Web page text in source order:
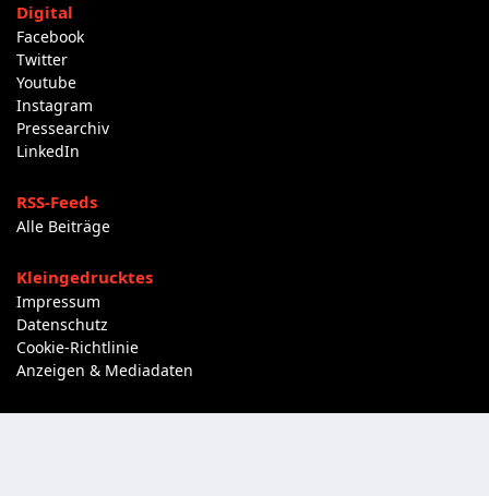
Digital
Facebook
Twitter
Youtube
Instagram
Pressearchiv
LinkedIn
RSS-Feeds
Alle Beiträge
Kleingedrucktes
Impressum
Datenschutz
Cookie-Richtlinie
Anzeigen & Mediadaten